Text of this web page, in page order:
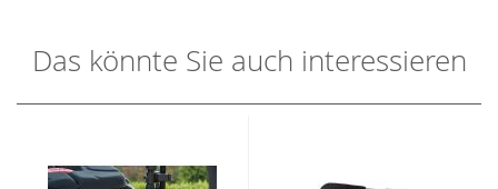
Das könnte Sie auch interessieren